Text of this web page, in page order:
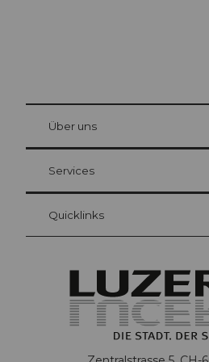
Gästekarte Luzern
Ihre Vorteile als Übernachtungsgast
at Bre
Über uns
Services
Quicklinks